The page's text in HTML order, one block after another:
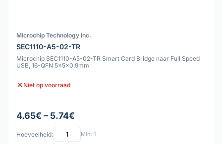
Microchip Technology Inc.
SEC1110-A5-02-TR
Microchip SEC1110-A5-02-TR Smart Card Bridge naar Full Speed
USB, 16-QFN 5x5x0.9mm
Niet op voorraad
4.65€ – 5.74€
Hoeveelheid: Min: 1